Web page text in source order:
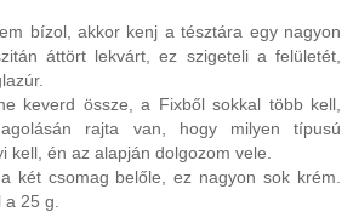
bízol, akkor kenj a tésztára egy nagyon
áttört lekvárt, ez szigeteli a felületét,
keverd össze, a Fixből sokkal több kell,
rajta van, hogy milyen típusú
kell, én az alapján dolgozom vele.
két csomag belőle, ez nagyon sok krém.
25 g.